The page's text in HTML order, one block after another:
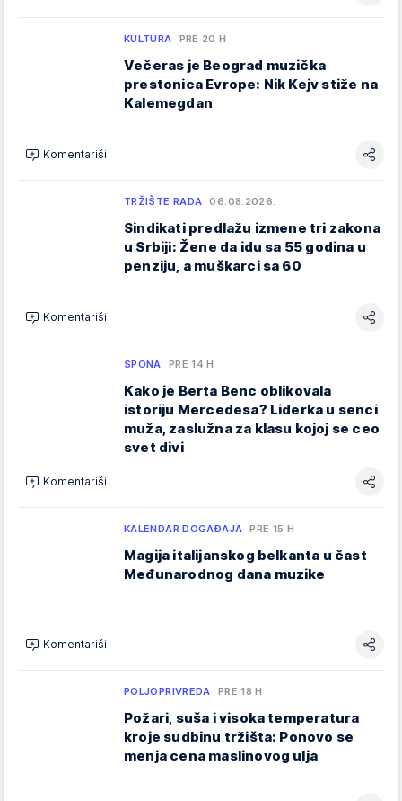
KULTURA PRE 20 H
Večeras je Beograd muzička
prestonica Evrope: Nik Kejv stiže na
Kalemegdan
Komentariši
TRŽIŠTE RADA 06.08.2026.
Sindikati predlažu izmene tri zakona
u Srbiji: Žene da idu sa 55 godina u
penziju, a muškarci sa 60
Komentariši
SPONA PRE 14 H
Kako je Berta Benc oblikovala
istoriju Mercedesa? Liderka u senci
muža, zaslužna za klasu kojoj se ceo
svet divi
Komentariši
KALENDAR DOGAĐAJA PRE 15 H
Magija italijanskog belkanta u čast
Međunarodnog dana muzike
Komentariši
POLJOPRIVREDA PRE 18 H
Požari, suša i visoka temperatura
kroje sudbinu tržišta: Ponovo se
menja cena maslinovog ulja